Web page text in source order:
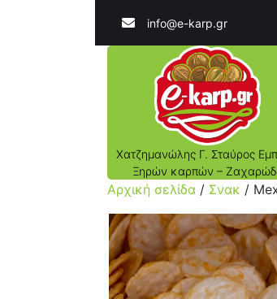
info@e-karp.gr
Χατζημανώλης Γ. Σταύρος
Ξηρών καρπών –
Αρχική σελίδα / Σνακ /